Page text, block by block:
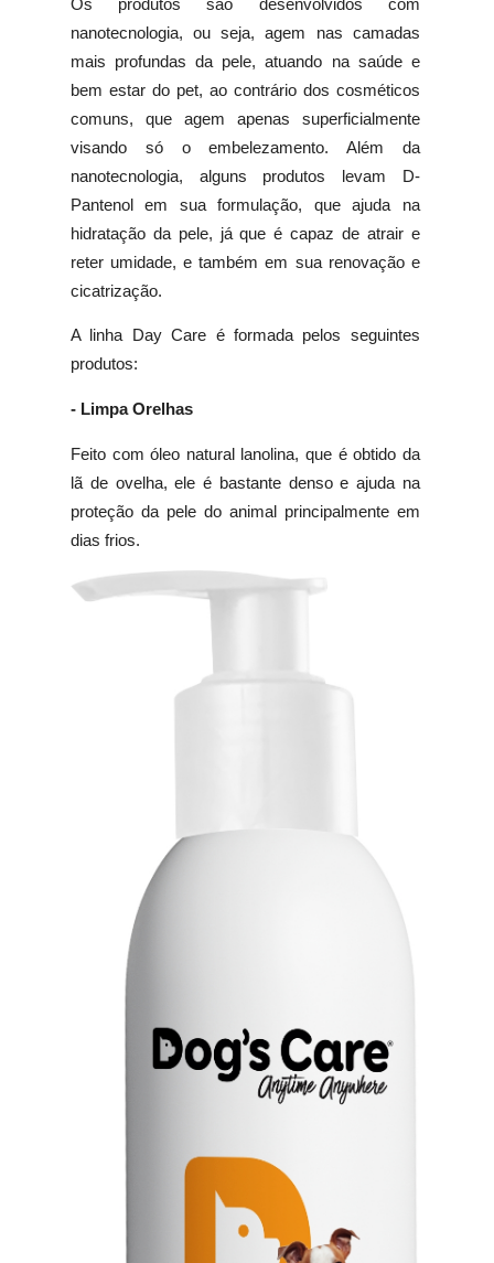
Os produtos são desenvolvidos com
nanotecnologia, ou seja, agem nas camadas
mais profundas da pele, atuando na saúde e
bem estar do pet, ao contrário dos cosméticos
comuns, que agem apenas superficialmente
visando só o embelezamento. Além da
nanotecnologia, alguns produtos levam D-
Pantenol em sua formulação, que ajuda na
hidratação da pele, já que é capaz de atrair e
reter umidade, e também em sua renovação e
cicatrização.
A linha Day Care é formada pelos seguintes
produtos:
- Limpa Orelhas
Feito com óleo natural lanolina, que é obtido da
lã de ovelha, ele é bastante denso e ajuda na
proteção da pele do animal principalmente em
dias frios.